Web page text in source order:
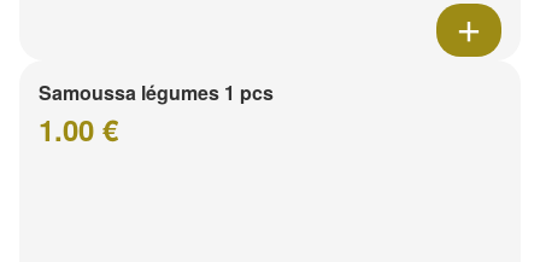
Samoussa légumes 1 pcs
1.00 €